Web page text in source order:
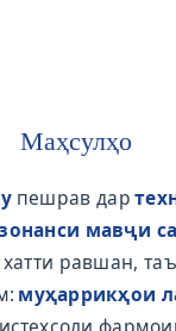
Маҳсулҳо
пешрав дар
мавҷи
равшан,
муҳаррикҳои